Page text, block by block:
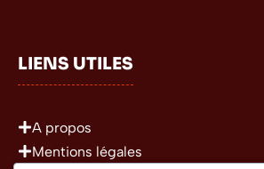
LIENS UTILES
A propos
Mentions légales